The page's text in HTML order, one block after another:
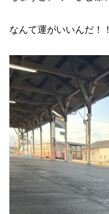
なんて運がいいんだ！！